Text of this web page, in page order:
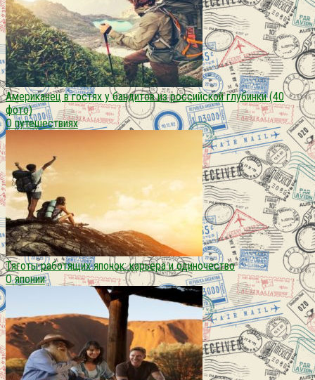
Американец в гостях у бандитов из российской глубинки (40
фото)
О путешествиях
Тяготы работящих японок: карьера и одиночество
О японии